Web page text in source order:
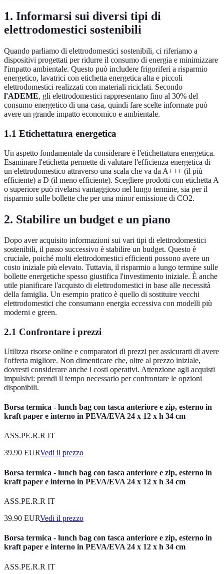
1. Informarsi sui diversi tipi di
elettrodomestici sostenibili
Quando parliamo di elettrodomestici sostenibili, ci riferiamo a
dispositivi progettati per ridurre il consumo di energia e minimizzare
l'impatto ambientale. Questo può includere frigoriferi a risparmio
energetico, lavatrici con etichetta energetica alta e piccoli
elettrodomestici realizzati con materiali riciclati. Secondo
l'ADEME, gli elettrodomestici rappresentano fino al 30% del
consumo energetico di una casa, quindi fare scelte informate può
avere un grande impatto economico e ambientale.
1.1 Etichettatura energetica
Un aspetto fondamentale da considerare è l'etichettatura energetica.
Esaminare l'etichetta permette di valutare l'efficienza energetica di
un elettrodomestico attraverso una scala che va da A+++ (il più
efficiente) a D (il meno efficiente). Scegliere prodotti con etichetta A
o superiore può rivelarsi vantaggioso nel lungo termine, sia per il
risparmio sulle bollette che per una minor emissione di CO2.
2. Stabilire un budget e un piano
Dopo aver acquisito informazioni sui vari tipi di elettrodomestici
sostenibili, il passo successivo è stabilire un budget. Questo è
cruciale, poiché molti elettrodomestici efficienti possono avere un
costo iniziale più elevato. Tuttavia, il risparmio a lungo termine sulle
bollette energetiche spesso giustifica l'investimento iniziale. È anche
utile pianificare l'acquisto di elettrodomestici in base alle necessità
della famiglia. Un esempio pratico è quello di sostituire vecchi
elettrodomestici che consumano energia eccessiva con modelli più
moderni e green.
2.1 Confrontare i prezzi
Utilizza risorse online e comparatori di prezzi per assicurarti di avere
l'offerta migliore. Non dimenticare che, oltre al prezzo iniziale,
dovresti considerare anche i costi operativi. Attenzione agli acquisti
impulsivi: prendi il tempo necessario per confrontare le opzioni
disponibili.
Borsa termica - lunch bag con tasca anteriore e zip, esterno in
kraft paper e interno in PEVA/EVA 24 x 12 x h 34 cm
ASS.PE.R.R IT
39.90 EURVedi il prezzo
Borsa termica - lunch bag con tasca anteriore e zip, esterno in
kraft paper e interno in PEVA/EVA 24 x 12 x h 34 cm
ASS.PE.R.R IT
39.90 EURVedi il prezzo
Borsa termica - lunch bag con tasca anteriore e zip, esterno in
kraft paper e interno in PEVA/EVA 24 x 12 x h 34 cm
ASS.PE.R.R IT